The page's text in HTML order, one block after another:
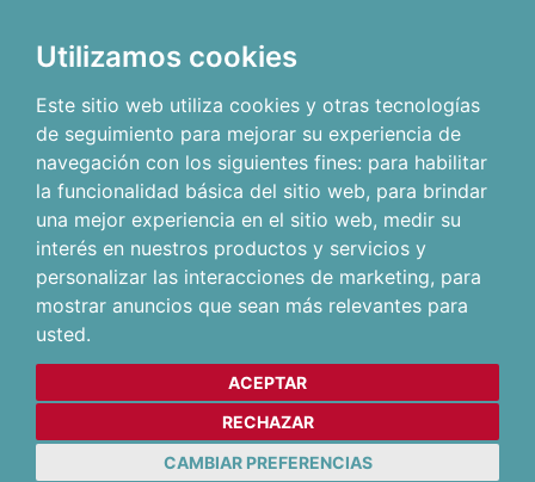
Utilizamos cookies
Este sitio web utiliza cookies y otras tecnologías
de seguimiento para mejorar su experiencia de
navegación con los siguientes fines: para habilitar
la funcionalidad básica del sitio web, para brindar
una mejor experiencia en el sitio web, medir su
interés en nuestros productos y servicios y
personalizar las interacciones de marketing, para
mostrar anuncios que sean más relevantes para
usted.
ACEPTAR
RECHAZAR
CAMBIAR PREFERENCIAS